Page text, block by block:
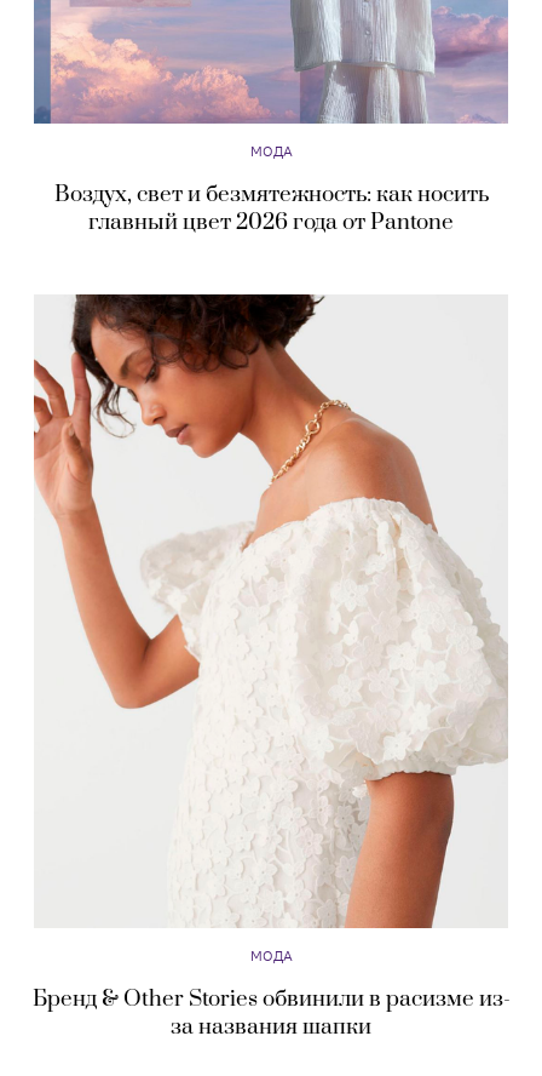
МОДА
Воздух, свет и безмятежность: как носить
главный цвет 2026 года от Pantone
МОДА
Бренд & Other Stories обвинили в расизме из-
за названия шапки